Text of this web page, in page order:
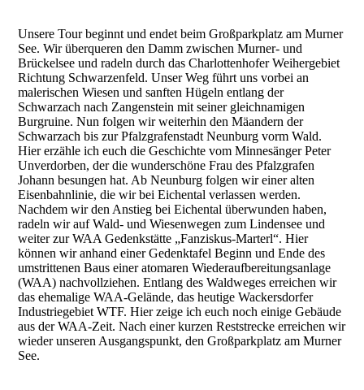
Unsere Tour beginnt und endet beim Großparkplatz am Murner
See. Wir überqueren den Damm zwischen Murner- und
Brückelsee und radeln durch das Charlottenhofer Weihergebiet
Richtung Schwarzenfeld. Unser Weg führt uns vorbei an
malerischen Wiesen und sanften Hügeln entlang der
Schwarzach nach Zangenstein mit seiner gleichnamigen
Burgruine. Nun folgen wir weiterhin den Mäandern der
Schwarzach bis zur Pfalzgrafenstadt Neunburg vorm Wald.
Hier erzähle ich euch die Geschichte vom Minnesänger Peter
Unverdorben, der die wunderschöne Frau des Pfalzgrafen
Johann besungen hat. Ab Neunburg folgen wir einer alten
Eisenbahnlinie, die wir bei Eichental verlassen werden.
Nachdem wir den Anstieg bei Eichental überwunden haben,
radeln wir auf Wald- und Wiesenwegen zum Lindensee und
weiter zur WAA Gedenkstätte „Fanziskus-Marterl“. Hier
können wir anhand einer Gedenktafel Beginn und Ende des
umstrittenen Baus einer atomaren Wiederaufbereitungsanlage
(WAA) nachvollziehen. Entlang des Waldweges erreichen wir
das ehemalige WAA-Gelände, das heutige Wackersdorfer
Industriegebiet WTF. Hier zeige ich euch noch einige Gebäude
aus der WAA-Zeit. Nach einer kurzen Reststrecke erreichen wir
wieder unseren Ausgangspunkt, den Großparkplatz am Murner
See.